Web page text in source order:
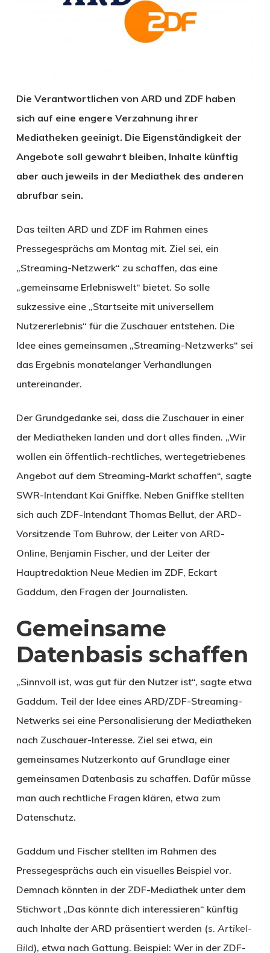
Die Verantwortlichen von ARD und ZDF haben
sich auf eine engere Verzahnung ihrer
Mediatheken geeinigt. Die Eigenständigkeit der
Angebote soll gewahrt bleiben, Inhalte künftig
aber auch jeweils in der Mediathek des anderen
abrufbar sein.
Das teilten ARD und ZDF im Rahmen eines
Pressegesprächs am Montag mit. Ziel sei, ein
„Streaming-Netzwerk“ zu schaffen, das eine
„gemeinsame Erlebniswelt“ bietet. So solle
sukzessive eine „Startseite mit universellem
Nutzererlebnis“ für die Zuschauer entstehen. Die
Idee eines gemeinsamen „Streaming-Netzwerks“ sei
das Ergebnis monatelanger Verhandlungen
untereinander.
Der Grundgedanke sei, dass die Zuschauer in einer
der Mediatheken landen und dort alles finden. „Wir
wollen ein öffentlich-rechtliches, wertegetriebenes
Angebot auf dem Streaming-Markt schaffen“, sagte
SWR-Intendant Kai Gniffke. Neben Gniffke stellten
sich auch ZDF-Intendant Thomas Bellut, der ARD-
Vorsitzende Tom Buhrow, der Leiter von ARD-
Online, Benjamin Fischer, und der Leiter der
Hauptredaktion Neue Medien im ZDF, Eckart
Gaddum, den Fragen der Journalisten.
Gemeinsame
Datenbasis schaffen
„Sinnvoll ist, was gut für den Nutzer ist“, sagte etwa
Gaddum. Teil der Idee eines ARD/ZDF-Streaming-
Netwerks sei eine Personalisierung der Mediatheken
nach Zuschauer-Interesse. Ziel sei etwa, ein
gemeinsames Nutzerkonto auf Grundlage einer
gemeinsamen Datenbasis zu schaffen. Dafür müsse
man auch rechtliche Fragen klären, etwa zum
Datenschutz.
Gaddum und Fischer stellten im Rahmen des
Pressegesprächs auch ein visuelles Beispiel vor.
Demnach könnten in der ZDF-Mediathek unter dem
Stichwort „Das könnte dich interessieren“ künftig
auch Inhalte der ARD präsentiert werden (s. Artikel-
Bild), etwa nach Gattung. Beispiel: Wer in der ZDF-